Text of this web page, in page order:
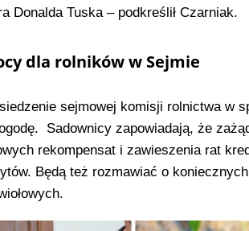
Donalda Tuska – podkreślił Czarniak.
dla rolników w Sejmie
sejmowej komisji rolnictwa w
Sadownicy zapowiadają, że
rekompensat i zawieszenia rat
Będą też rozmawiać o